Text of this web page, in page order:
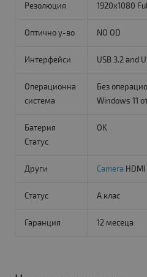
Резолюция 1920x1080
Оптично у-во NO OD
Интерфейси USB 3.2 and
Операционна
система
Без
Windows 11
Батерия
Статус
OK
Други Camera HDMI
Статус A клас
Гаранция 12 месеца